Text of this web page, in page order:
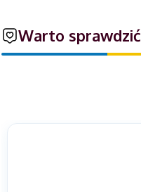
Warto sprawdzić